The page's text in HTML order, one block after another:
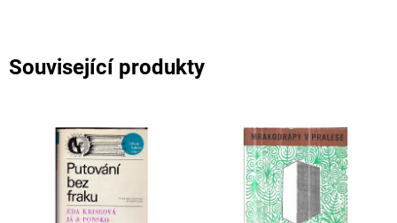
Související produkty